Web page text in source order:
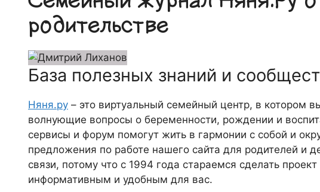
родительстве
База полезных знаний и
Няня.ру – это виртуальный семейный центр, в котором
волнующие вопросы о беременности, рождении и
сервисы и форум помогут жить в гармонии с собой и
предложения по работе нашего сайта для родителей и
связи, потому что c 1994 года стараемся сделать
информативным и удобным для вас.